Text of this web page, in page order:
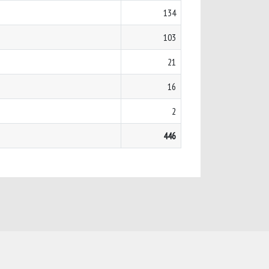
134
103
21
16
2
446